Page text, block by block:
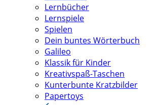
Lernbücher
Lernspiele
Spielen
Dein buntes Wörterbuch
Galileo
Klassik für Kinder
Kreativspaß-Taschen
Kunterbunte Kratzbilder
Papertoys